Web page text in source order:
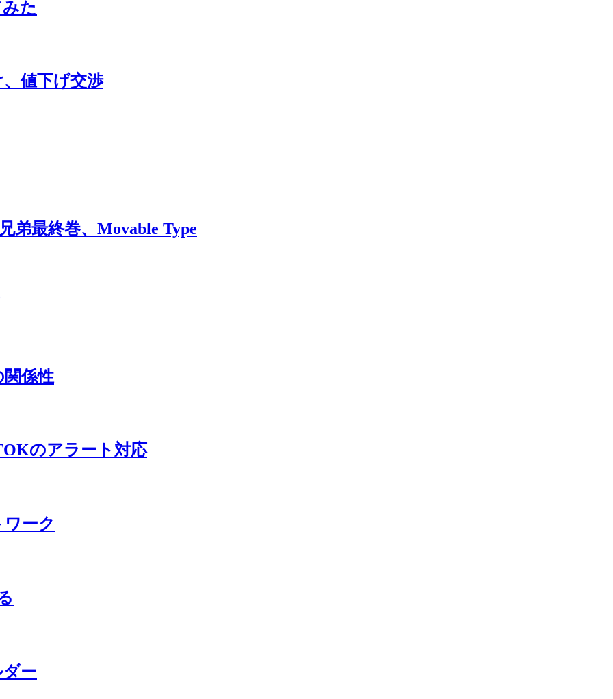
た
値下げ交渉
弟最終巻、Movable Type
関係性
のアラート対応
ーク
ダー